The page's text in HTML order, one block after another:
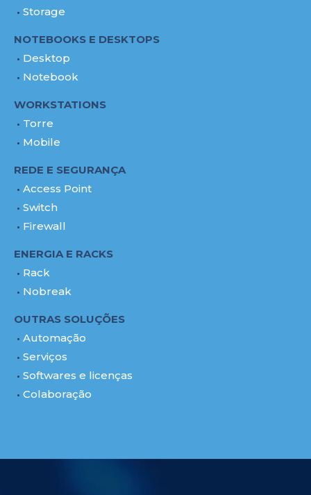
Storage
NOTEBOOKS E DESKTOPS
Desktop
Notebook
WORKSTATIONS
Torre
Mobile
REDE E SEGURANÇA
Access Point
Switch
Firewall
ENERGIA E RACKS
Rack
Nobreak
OUTRAS SOLUÇÕES
Automação
Serviços
Softwares e licenças
Colaboração